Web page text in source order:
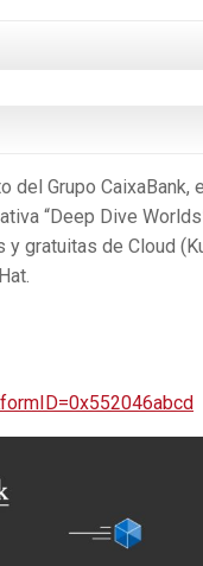
Grupo CaixaBank,
“Deep Dive
gratuitas de Cloud